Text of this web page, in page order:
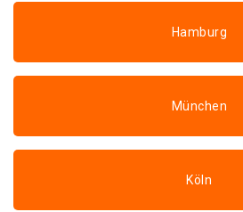
Hamburg
München
Köln